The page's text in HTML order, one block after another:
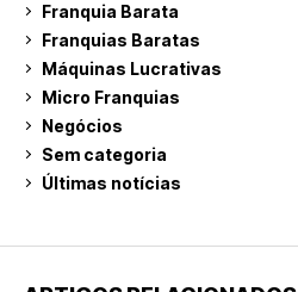
Franquia Barata
Franquias Baratas
Máquinas Lucrativas
Micro Franquias
Negócios
Sem categoria
Últimas notícias